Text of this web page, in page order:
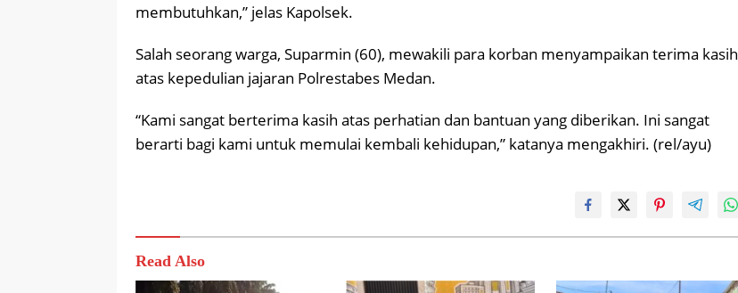
membutuhkan,” jelas Kapolsek.
Salah seorang warga, Suparmin (60), mewakili para korban menyampaikan terima kasih
atas kepedulian jajaran Polrestabes Medan.
“Kami sangat berterima kasih atas perhatian dan bantuan yang diberikan. Ini sangat
berarti bagi kami untuk memulai kembali kehidupan,” katanya mengakhiri. (rel/ayu)
Read Also